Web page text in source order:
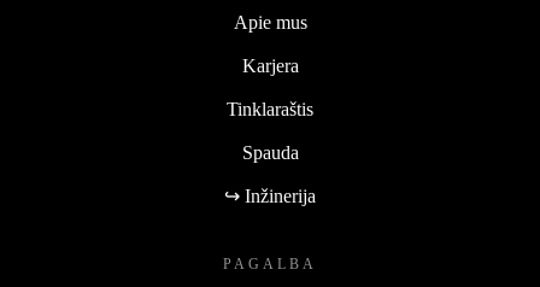
Apie mus
Karjera
Tinklaraštis
Spauda
↪ Inžinerija
PAGALBA